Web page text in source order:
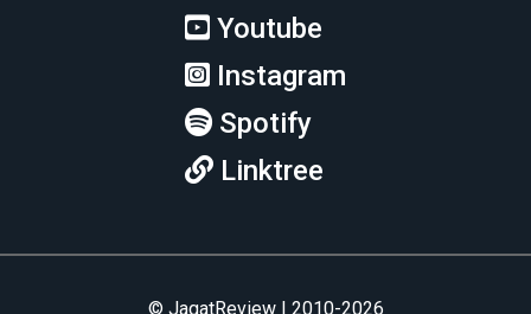
Youtube
Instagram
Spotify
Linktree
© JagatReview | 2010-2026